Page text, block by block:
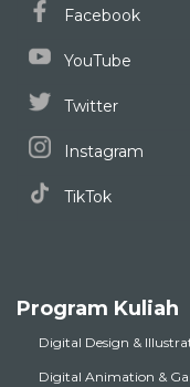
Facebook
YouTube
Twitter
Instagram
TikTok
Program Kuliah
Digital Design &
Digital Animation &